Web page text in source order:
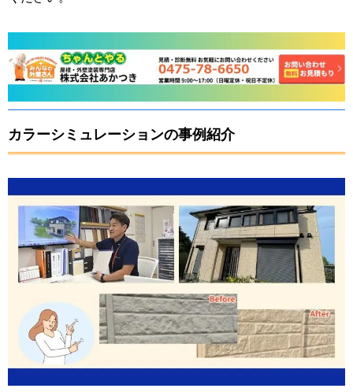
カラーシミュレーションの事例紹介